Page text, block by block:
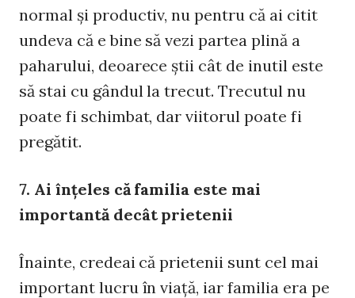
normal şi productiv, nu pentru că ai citit
undeva că e bine să vezi partea plină a
paharului, deoarece ştii cât de inutil este
să stai cu gândul la trecut. Trecutul nu
poate fi schimbat, dar viitorul poate fi
pregătit.
7. Ai înţeles că familia este mai
importantă decât prietenii
Înainte, credeai că prietenii sunt cel mai
important lucru în viaţă, iar familia era pe